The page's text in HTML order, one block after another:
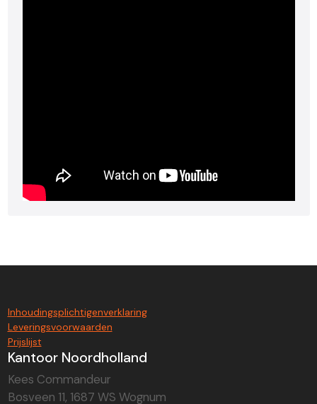
Inhoudingsplichtigenverklaring
Leveringsvoorwaarden
Prijslijst
Kantoor Noordholland
Kees Commandeur
Bosveen 11, 1687 WS Wognum